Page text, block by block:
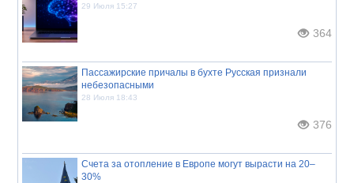
29 Июля 15:27
364
Пассажирские причалы в бухте Русская признали
небезопасными
28 Июля 18:43
376
Счета за отопление в Европе могут вырасти на 20–
30%